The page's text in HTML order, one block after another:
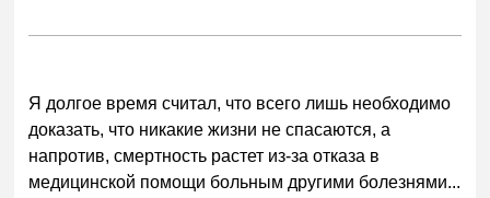
Я долгое время считал, что всего лишь необходимо
доказать, что никакие жизни не спасаются, а
напротив, смертность растет из-за отказа в
медицинской помощи больным другими болезнями...